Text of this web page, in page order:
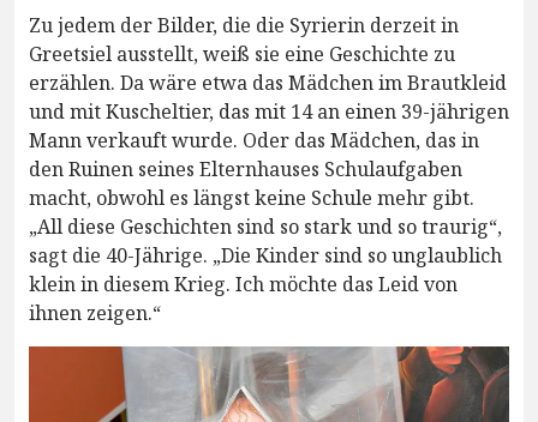
Zu jedem der Bilder, die die Syrierin derzeit in
Greetsiel ausstellt, weiß sie eine Geschichte zu
erzählen. Da wäre etwa das Mädchen im Brautkleid
und mit Kuscheltier, das mit 14 an einen 39-jährigen
Mann verkauft wurde. Oder das Mädchen, das in
den Ruinen seines Elternhauses Schulaufgaben
macht, obwohl es längst keine Schule mehr gibt.
„All diese Geschichten sind so stark und so traurig“,
sagt die 40-Jährige. „Die Kinder sind so unglaublich
klein in diesem Krieg. Ich möchte das Leid von
ihnen zeigen.“